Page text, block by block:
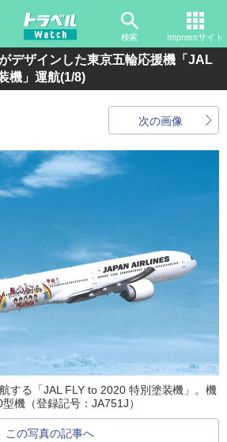
検索 Impressサイト
デザインした東京五輪応援機「JAL
機」運航(1/8)
次の画像
する「JAL FLY to 2020 特別塗装機」。機
機（登録記号：JA751J）
この写真の記事へ